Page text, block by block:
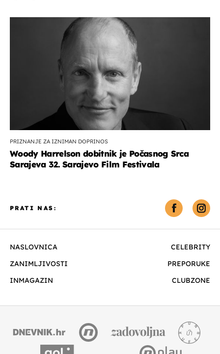
PRIZNANJE ZA IZNIMAN DOPRINOS
Woody Harrelson dobitnik je Počasnog Srca
Sarajeva 32. Sarajevo Film Festivala
NASLOVNICA
CELEBRITY
ZANIMLJIVOSTI
PREPORUKE
INMAGAZIN
CLUBZONE
PRATI NAS: